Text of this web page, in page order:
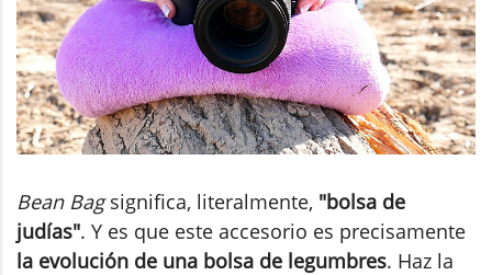
Bean Bagsignifica, literalmente, "bolsa de
judías". Y es que este accesorio es precisamente
la evolución de una bolsa de legumbres. Haz la